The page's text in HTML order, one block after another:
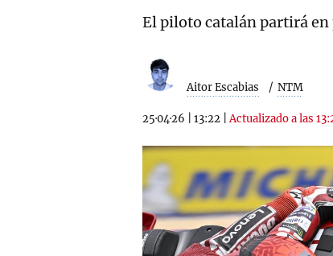
El piloto catalán partirá en
Aitor Escabias NTM
25·04·26 13:22 |Actualizado a las